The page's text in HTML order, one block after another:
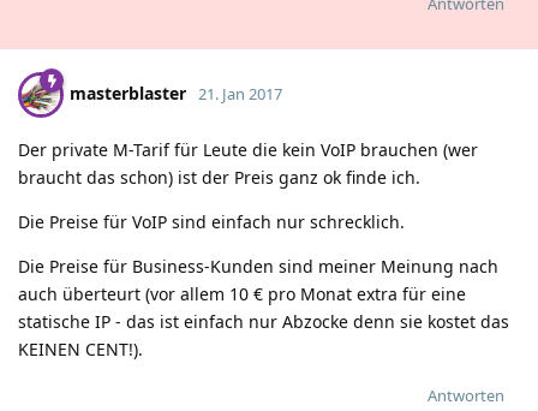
masterblaster 21. Jan 2017
Der private M-Tarif für Leute die kein VoIP brauchen (wer
braucht das schon) ist der Preis ganz ok finde ich.
Die Preise für VoIP sind einfach nur schrecklich.
Die Preise für Business-Kunden sind meiner Meinung nach
auch überteurt (vor allem 10 € pro Monat extra für eine
statische IP - das ist einfach nur Abzocke denn sie kostet das
KEINEN CENT!).
Antworten